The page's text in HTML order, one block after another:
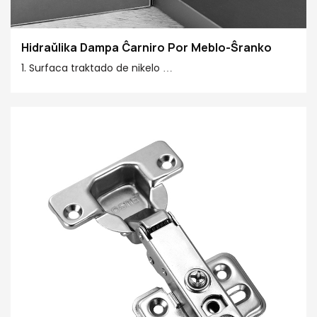
Hidraŭlika Dampa Ĉarniro Por Meblo-Ŝranko
1. Surfaca traktado de nikelo
3. La enkonstruita malseketigado